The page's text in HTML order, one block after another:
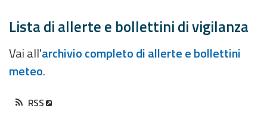
Bollettini
Valanghe
Monitoraggio
Lista di allerte e bollettini di vigilanza
Vai all'archivio completo di allerte e bollettini
meteo.
RSS